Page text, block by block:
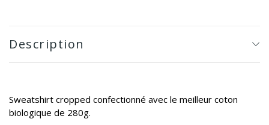
Description
Sweatshirt cropped confectionné avec le meilleur coton
biologique de 280g.